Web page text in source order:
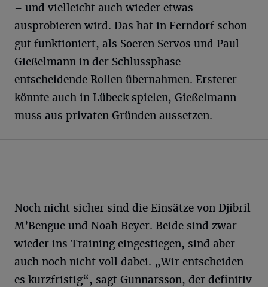
– und vielleicht auch wieder etwas
ausprobieren wird. Das hat in Ferndorf schon
gut funktioniert, als Soeren Servos und Paul
Gießelmann in der Schlussphase
entscheidende Rollen übernahmen. Ersterer
könnte auch in Lübeck spielen, Gießelmann
muss aus privaten Gründen aussetzen.
Noch nicht sicher sind die Einsätze von Djibril
M’Bengue und Noah Beyer. Beide sind zwar
wieder ins Training eingestiegen, sind aber
auch noch nicht voll dabei. „Wir entscheiden
es kurzfristig“, sagt Gunnarsson, der definitiv